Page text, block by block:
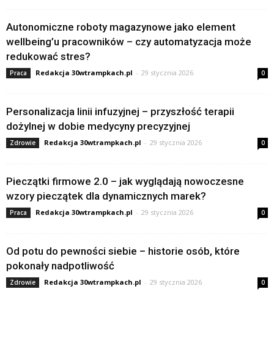
Autonomiczne roboty magazynowe jako element
wellbeing’u pracowników – czy automatyzacja może
redukować stres?
Praca Redakcja 30wtrampkach.pl - 29 stycznia 2026 0
Personalizacja linii infuzyjnej – przyszłość terapii
dożylnej w dobie medycyny precyzyjnej
Zdrowie Redakcja 30wtrampkach.pl - 29 stycznia 2026 0
Pieczątki firmowe 2.0 – jak wyglądają nowoczesne
wzory pieczątek dla dynamicznych marek?
Praca Redakcja 30wtrampkach.pl - 29 stycznia 2026 0
Od potu do pewności siebie – historie osób, które
pokonały nadpotliwość
Zdrowie Redakcja 30wtrampkach.pl - 29 stycznia 2026 0